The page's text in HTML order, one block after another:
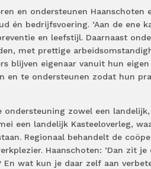
en ondersteunen Haanschoten
én bedrijfsvoering. ‘Aan de ene
en leefstijl. Daarnaast
met prettige
blijven eigenaar vanuit hun
en te ondersteunen zodat hun
ondersteuning zowel een
een landelijk Kasteeloverleg,
Regionaal behandelt de
Haanschoten: ‘Dan zit
wat kun je daar zelf aan